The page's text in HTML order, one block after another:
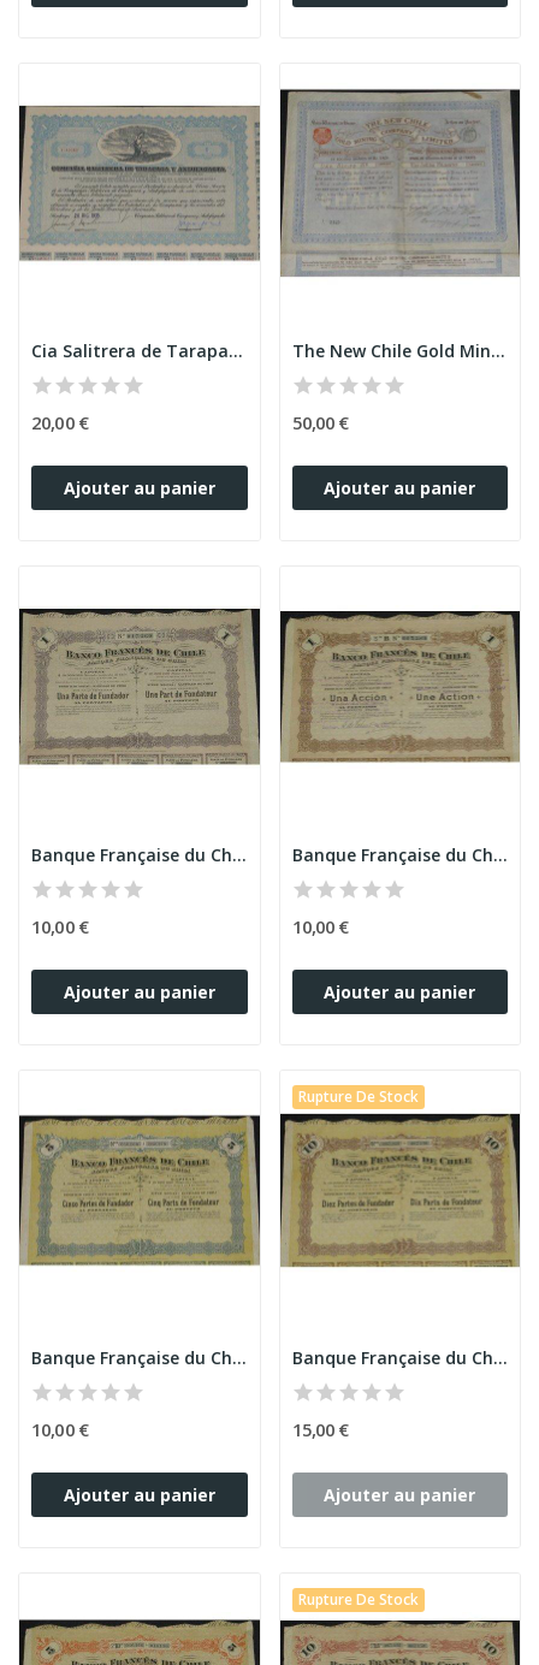
Cia Salitrera de Tarapaca y Antofagasta
20,00 €
Ajouter au panier
The New Chile Gold Mining Cy Ltd
50,00 €
Ajouter au panier
Banque Française du Chili (PF)
10,00 €
Ajouter au panier
Banque Française du Chili (Ac)
10,00 €
Ajouter au panier
Banque Française du Chili (5 PF)
10,00 €
Ajouter au panier
Rupture De Stock
Banque Française du Chili (10 PF)
15,00 €
Ajouter au panier
Rupture De Stock